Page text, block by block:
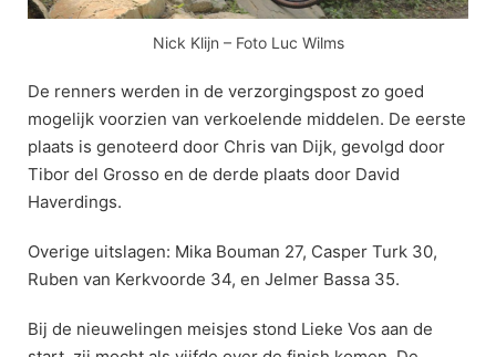
Nick Klijn – Foto Luc Wilms
De renners werden in de verzorgingspost zo goed
mogelijk voorzien van verkoelende middelen. De eerste
plaats is genoteerd door Chris van Dijk, gevolgd door
Tibor del Grosso en de derde plaats door David
Haverdings.
Overige uitslagen: Mika Bouman 27, Casper Turk 30,
Ruben van Kerkvoorde 34, en Jelmer Bassa 35.
Bij de nieuwelingen meisjes stond Lieke Vos aan de